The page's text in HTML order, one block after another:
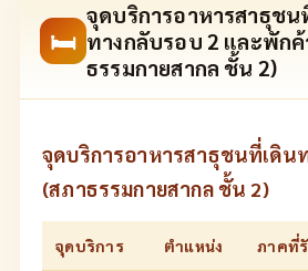
🛏
จุดบริการอาหารสาธุชน
ทางกลับรอบ 2 และพักค้
ธรรมกายสากล ชั้น 2)
จุดบริการอาหารสาธุชนที่เดิน
(สภาธรรมกายสากล ชั้น 2)
จุดบริการ ตำแหน่ง ภาคที่